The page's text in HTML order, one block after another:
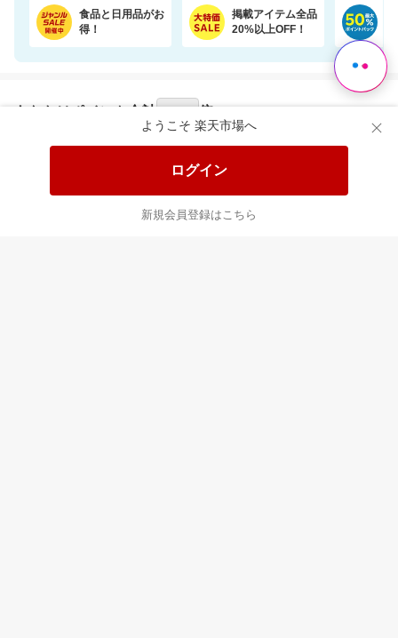
ようこそ 楽天市場へ
ログイン
新規会員登録はこちら
食品と日用品がお
得！
掲載アイテム全品
20%以上OFF！
あなたはポイント 合計 倍